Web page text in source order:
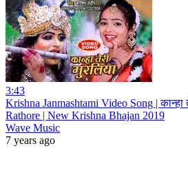
3:43
Krishna Janmashtami Video Song | कान्हा
Rathore | New Krishna Bhajan 2019
Wave Music
7 years ago